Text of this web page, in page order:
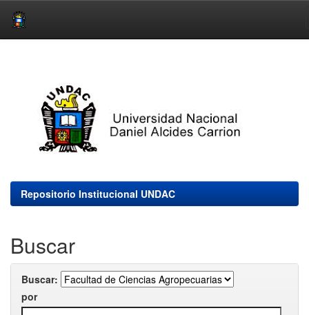
Repositorio Institucional UNDAC
Buscar
Buscar:
por